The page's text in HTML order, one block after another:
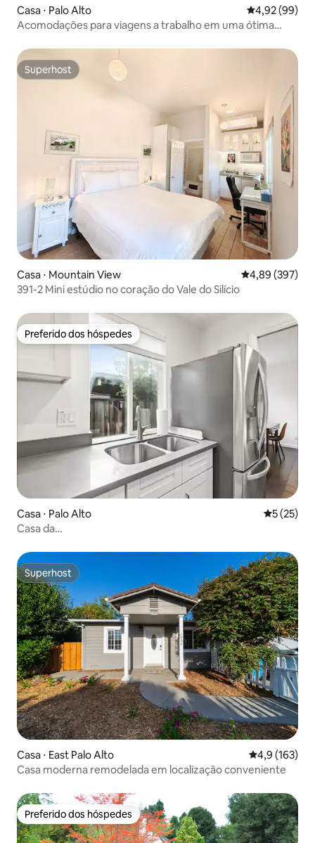
Casa ⋅ Palo Alto 4,92 de uma
4,92 (99)
Acomodações para viagens a trabalho em uma ótima
Superhost
Superhost
Casa ⋅ Mountain View 4,89 de uma
4,89 (397)
391-2 Mini estúdio no coração do Vale do Silício
Preferido dos hóspedes
Preferido dos hóspedes
Casa ⋅ Palo Alto 5 de uma
5 (25)
Casa da
Superhost
Superhost
Casa ⋅ East Palo Alto 4,9 de uma
4,9 (163)
Casa moderna remodelada em localização conveniente
Preferido dos hóspedes
Preferido dos hóspedes